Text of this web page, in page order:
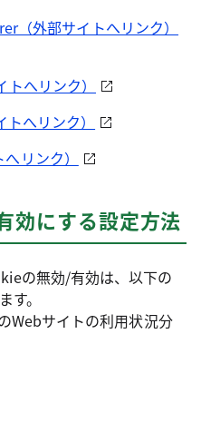
（外部サイトへリンク）
へリンク）
へリンク）
リンク）
にする設定方法
の無効/有効は、以下の
。
Webサイトの利用状況分